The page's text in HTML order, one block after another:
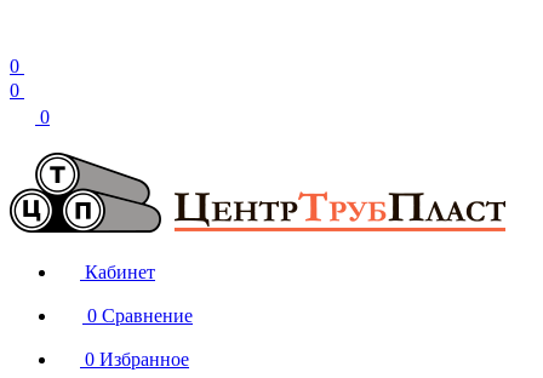
0
0
0
Кабинет
0 Сравнение
0 Избранное